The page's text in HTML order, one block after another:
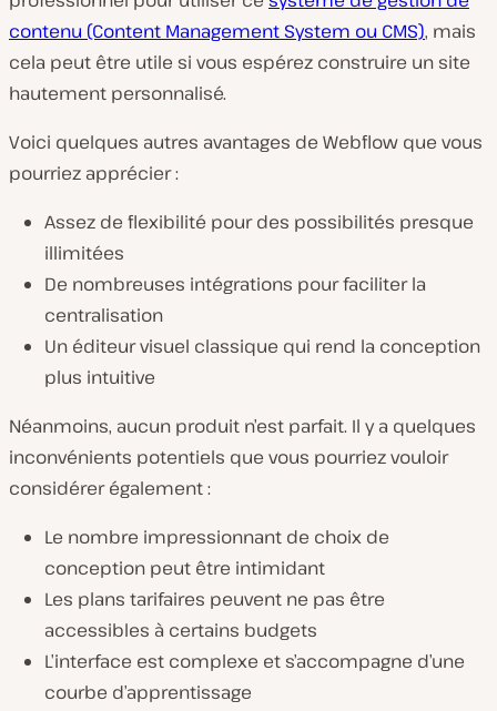
contenu (Content Management System ou CMS), mais
cela peut être utile si vous espérez construire un site
hautement personnalisé.
Voici quelques autres avantages de Webflow que vous
pourriez apprécier :
Assez de flexibilité pour des possibilités presque
illimitées
De nombreuses intégrations pour faciliter la
centralisation
Un éditeur visuel classique qui rend la conception
plus intuitive
Néanmoins, aucun produit n’est parfait. Il y a quelques
inconvénients potentiels que vous pourriez vouloir
considérer également :
Le nombre impressionnant de choix de
conception peut être intimidant
Les plans tarifaires peuvent ne pas être
accessibles à certains budgets
L’interface est complexe et s’accompagne d’une
courbe d’apprentissage